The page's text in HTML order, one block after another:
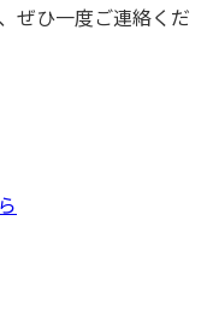
ぜひ一度ご連絡くだ